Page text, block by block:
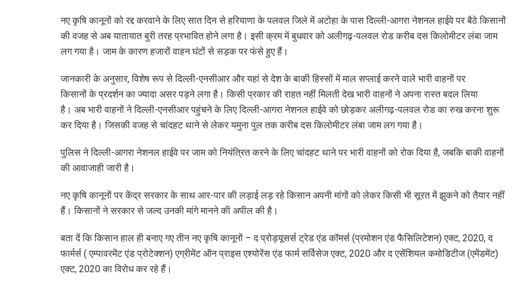
नए कृषि कानूनों को रद्द करवाने के लिए सात दिन से हरियाणा के पलवल जिले में अटोहा के पास दिल्ली-आगरा नेशनल हाईवे पर बैठे किसानों
की वजह से अब यातायात बुरी तरह प्रभावित होने लगा है। इसी क्रम में बुधवार को अलीगढ़-पलवल रोड करीब दस किलोमीटर लंबा जाम
लग गया है। जाम के कारण हजारों वाहन घंटों से सड़क पर फंसे हुए हैं।
जानकारी के अनुसार, विशेष रूप से दिल्ली-एनसीआर और यहां से देश के बाकी हिस्सों में माल सप्लाई करने वाले भारी वाहनों पर
किसानों के प्रदर्शन का ज्यादा असर पड़ने लगा है। किसी प्रकार की राहत नहीं मिलती देख भारी वाहनों ने अपना रास्त बदल लिया
है। अब भारी वाहनों ने दिल्ली-एनसीआर पहुंचने के लिए दिल्ली-आगरा नेशनल हाईवे को छोड़कर अलीगढ़-पलवल रोड का रुख करना शुरू
कर दिया है। जिसकी वजह से चांदहट थाने से लेकर यमुना पुल तक करीब दस किलोमीटर लंबा जाम लग गया है।
पुलिस ने दिल्ली-आगरा नेशनल हाईवे पर जाम को नियंत्रित करने के लिए चांदहट थाने पर भारी वाहनों को रोक दिया है, जबकि बाकी वाहनों
की आवाजाही जारी है।
नए कृषि कानूनों पर केंद्र सरकार के साथ आर-पार की लड़ाई लड़ रहे किसान अपनी मांगों को लेकर किसी भी सूरत में झुकने को तैयार नहीं
हैं। किसानों ने सरकार से जल्द उनकी मांगे मानने की अपील की है।
बता दें कि किसान हाल ही बनाए गए तीन नए कृषि कानूनों – द प्रोड्यूसर्स ट्रेड एंड कॉमर्स (प्रमोशन एंड फैसिलिटेशन) एक्ट, 2020, द
फार्मर्स ( एम्पावरमेंट एंड प्रोटेक्शन) एग्रीमेंट ऑन प्राइस एश्योरेंस एंड फार्म सर्विसेज एक्ट, 2020 और द एसेंशियल कमोडिटीज (एमेंडमेंट)
एक्ट, 2020 का विरोध कर रहे हैं।